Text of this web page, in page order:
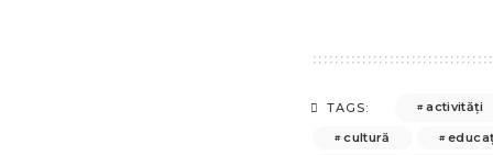
TAGS:
activități
cultură